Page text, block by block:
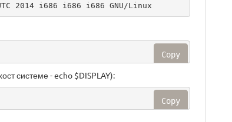
2014 i686 i686 i686 GNU/Linux
Copy
системе - echo $DISPLAY):
Copy